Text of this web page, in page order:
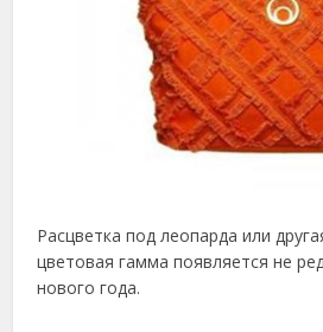
Расцветка под леопарда или
цветовая гамма появляется не
нового года.